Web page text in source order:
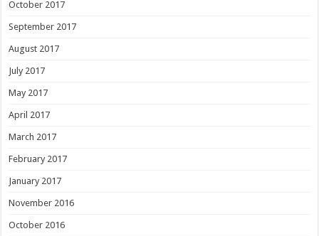
October 2017
September 2017
August 2017
July 2017
May 2017
April 2017
March 2017
February 2017
January 2017
November 2016
October 2016